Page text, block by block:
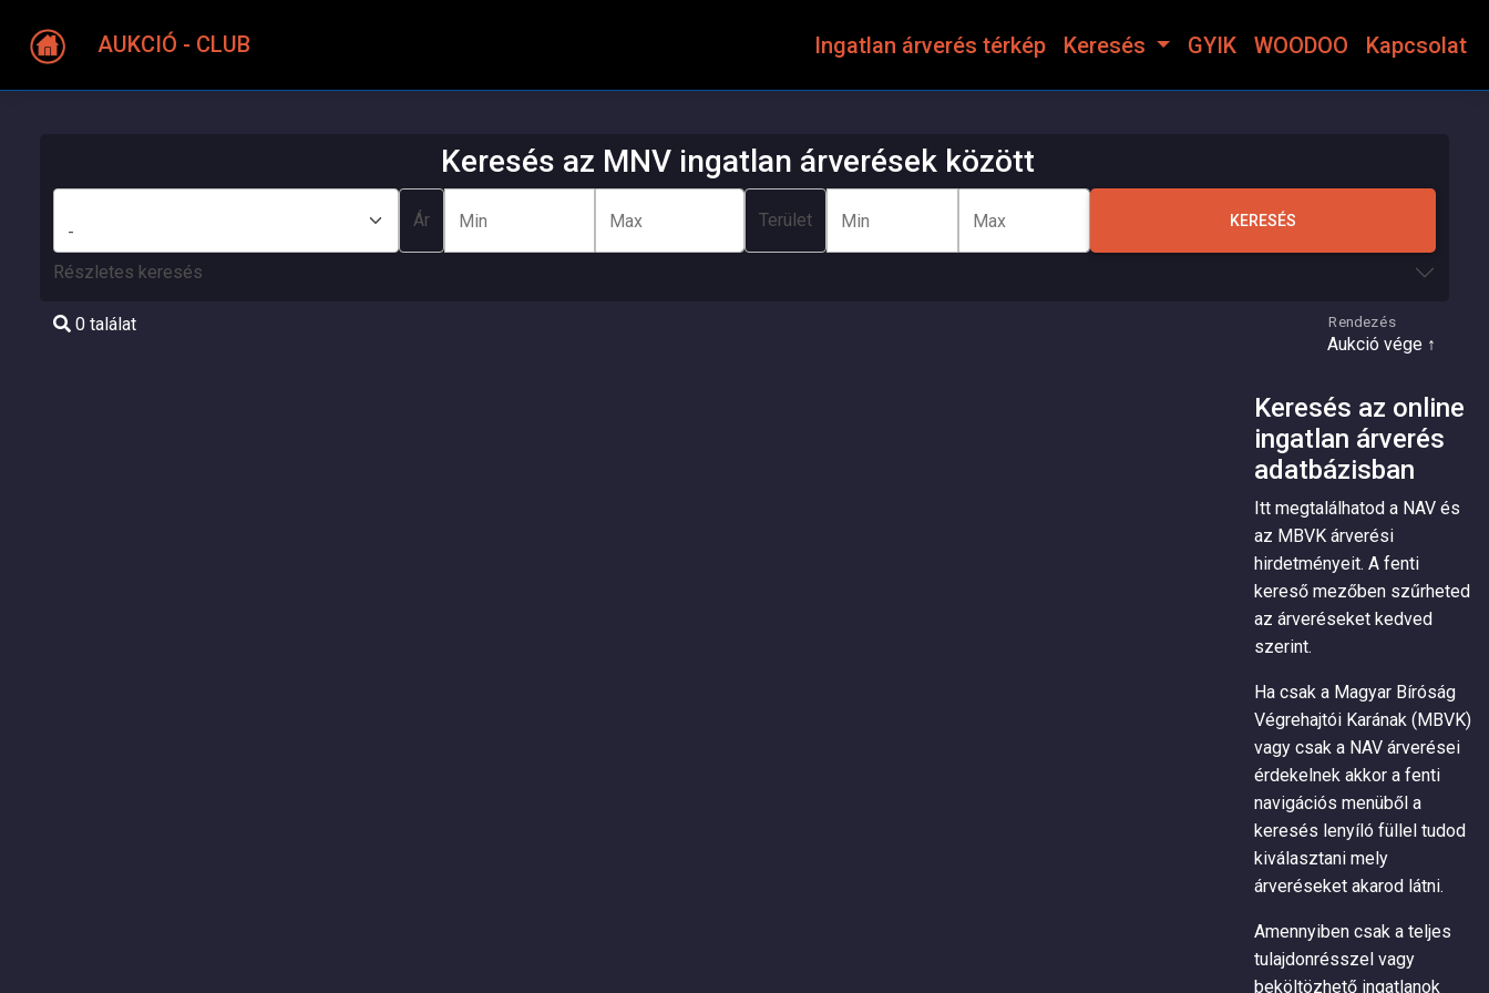
AUKCIÓ - CLUB Ingatlan árverés térkép Keresés GYIK WOODOO Kapcsolat
Keresés az MNV ingatlan árverések között
Ár Terület KERESÉS
Részletes keresés
0 találat Rendezés
Keresés az online
ingatlan árverés
adatbázisban
Itt megtalálhatod a NAV és
az MBVK árverési
hirdetményeit. A fenti
kereső mezőben szűrheted
az árveréseket kedved
szerint.
Ha csak a Magyar Bíróság
Végrehajtói Karának (MBVK)
vagy csak a NAV árverései
érdekelnek akkor a fenti
navigációs menüből a
keresés lenyíló füllel tudod
kiválasztani mely
árveréseket akarod látni.
Amennyiben csak a teljes
tulajdonrésszel vagy
beköltözhető ingatlanok